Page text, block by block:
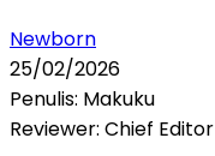
Newborn
25/02/2026
Penulis: Makuku
Reviewer: Chief Editor